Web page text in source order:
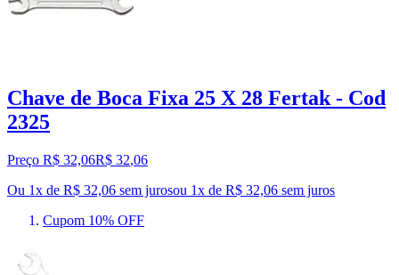
Chave de Boca Fixa 25 X 28 Fertak - Cod
2325
Preço R$ 32,06R$ 32,06
Ou 1x de R$ 32,06 sem jurosou 1x de R$ 32,06 sem juros
Cupom 10% OFF